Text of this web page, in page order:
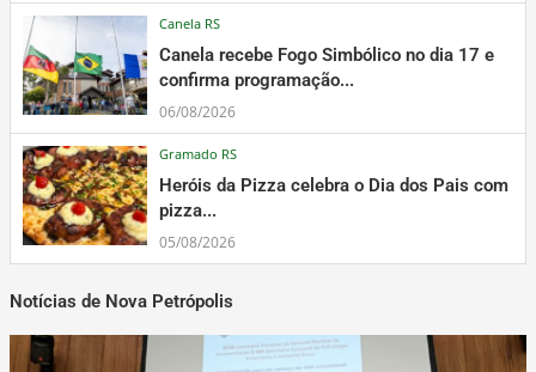
Canela RS
Canela recebe Fogo Simbólico no dia 17 e
confirma programação...
06/08/2026
Gramado RS
Heróis da Pizza celebra o Dia dos Pais com
pizza...
05/08/2026
Notícias de Nova Petrópolis